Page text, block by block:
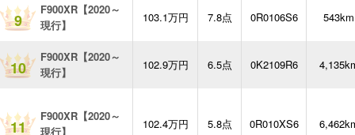
9
F900XR【2020～
現行】
103.1万円 7.8点 0R0106S6 543km
10
F900XR【2020～
現行】
102.9万円 6.5点 0K2109R6
11
F900XR【2020～
現行】
102.4万円 5.8点 0R010XS6